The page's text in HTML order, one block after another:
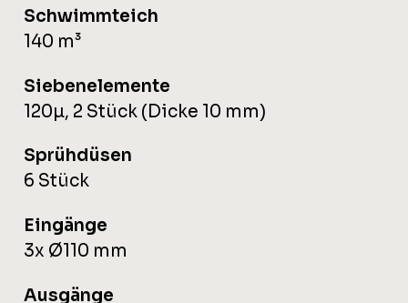
Schwimmteich
140 m³
Siebenelemente
120µ, 2 Stück (Dicke 10 mm)
Sprühdüsen
6 Stück
Eingänge
3x Ø110 mm
Ausgänge